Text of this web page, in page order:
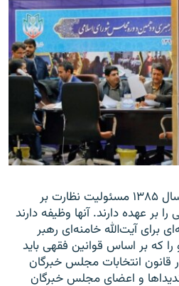
آنها ۸۶ نفرند. ۸۶ مرد که از سال ۱۳۸۵ مسئولیت نظارت بر
بر عهده دارند. آنها وظیفه دارند
برای آیت‌الله خامنه‌ای رهبر
که بر اساس قوانین فقهی باید
قانون انتخابات مجلس خبرگان
و اعضای مجلس خبرگان